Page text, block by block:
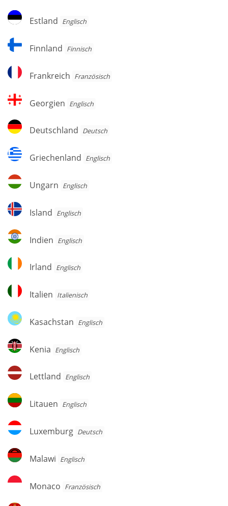
Estland
Estland Englisch
Finnland
Finnland Finnisch
Frankreich
Frankreich Französisch
Georgien
Georgien Englisch
Deutschland
Deutschland Deutsch
Griechenland
Griechenland Englisch
Ungarn
Ungarn Englisch
Island
Island Englisch
Indien
Indien Englisch
Irland
Irland Englisch
Italien
Italien Italienisch
Kasachstan
Kasachstan Englisch
Kenia
Kenia Englisch
Lettland
Lettland Englisch
Litauen
Litauen Englisch
Luxemburg
Luxemburg Deutsch
Malawi
Malawi Englisch
Monaco
Monaco Französisch